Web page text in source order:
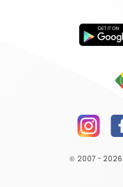
© 2007 - 2026